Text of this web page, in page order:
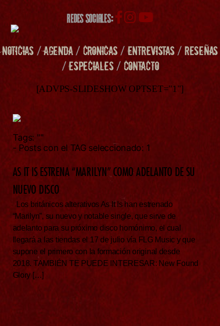
REDES SOCIALES:
NOTICIAS /AGENDA/ CRONICAS/ENTREVISTAS/RESEÑAS
/ESPECIALES/ CONTACTO
[ADVPS-SLIDESHOW OPTSET="1"]
Tags: ""
- Posts con el TAG seleccionado: 1
AS IT IS ESTRENA “MARILYN” COMO ADELANTO DE SU
NUEVO DISCO
Los británicos alterativos As It Is han estrenado
“Marilyn”, su nuevo y notable single, que sirve de
adelanto para su próximo disco homónimo, el cual
llegará a las tiendas el 17 de julio vía FLG Music y que
supone el primero con la formación original desde
2018. TAMBIÉN TE PUEDE INTERESAR: New Found
Glory […]